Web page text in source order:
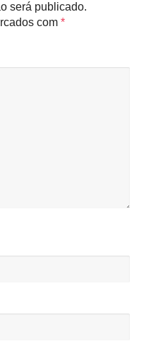
será publicado.
com *